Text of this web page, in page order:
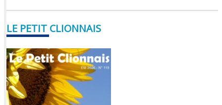
LE PETIT CLIONNAIS